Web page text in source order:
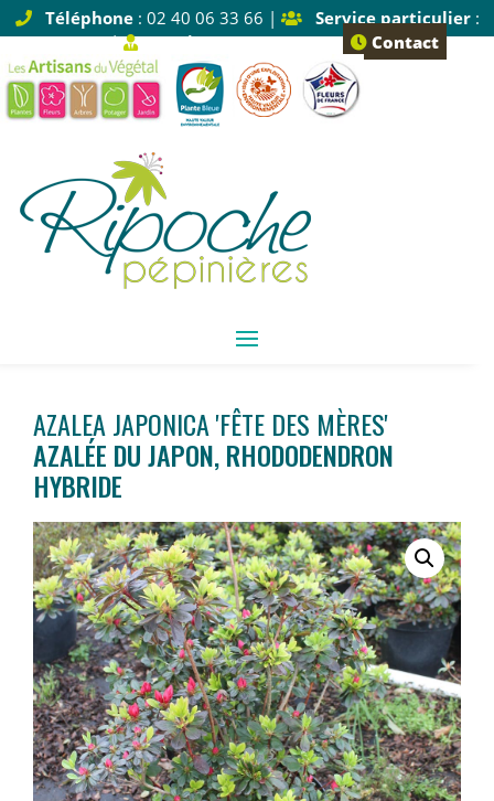
Téléphone: 02 40 06 33 66 | Service particulier:
Tapez 1 |
Service pro: Tapez 2 Contact
AZALEA JAPONICA 'FÊTE DES MÈRES'
AZALÉE DU JAPON, RHODODENDRON
HYBRIDE